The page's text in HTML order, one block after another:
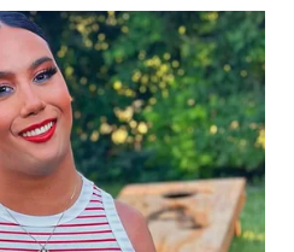
três texturas: batata
e molho quente.